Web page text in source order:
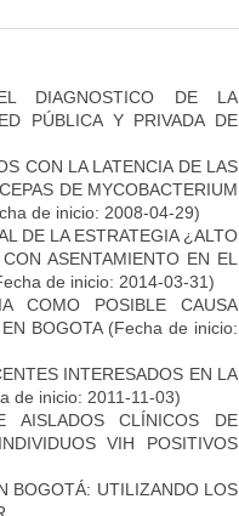
DIAGNOSTICO DE LA
PÚBLICA Y PRIVADA DE
CON LA LATENCIA DE LAS
DE MYCOBACTERIUM
de inicio: 2008-04-29)
DE LA ESTRATEGIA ¿ALTO
ASENTAMIENTO EN EL
de inicio: 2014-03-31)
COMO POSIBLE CAUSA
BOGOTA(Fecha de inicio:
INTERESADOS EN LA
de inicio: 2011-11-03)
AISLADOS CLÍNICOS DE
VIH POSITIVOS
BOGOTÁ: UTILIZANDO LOS